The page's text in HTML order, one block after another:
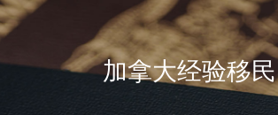
加拿大经验移民
加拿大移民
加拿大留学
签证/护照